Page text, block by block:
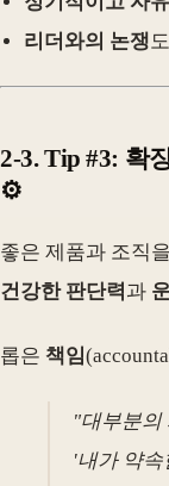
리더와의 논쟁
2-3. Tip #3: 확
⚙️
좋은 제품과 조직
건강한 판단력과
롭은 책임
"대부분의
'내가 약